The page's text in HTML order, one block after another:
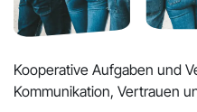
Kooperative Aufgaben und
Kommunikation, Vertrauen